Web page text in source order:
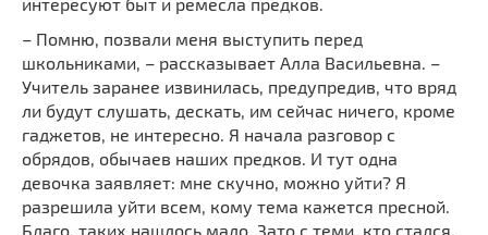
– Помню, позвали меня выступить перед
школьниками, – рассказывает Алла Васильевна. –
Учитель заранее извинилась, предупредив, что вряд
ли будут слушать, дескать, им сейчас ничего, кроме
гаджетов, не интересно. Я начала разговор с
обрядов, обычаев наших предков. И тут одна
девочка заявляет: мне скучно, можно уйти? Я
разрешила уйти всем, кому тема кажется пресной.
Благо, таких нашлось мало. Зато с теми, кто стался,